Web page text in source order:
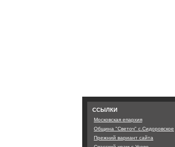
ССЫЛКИ
Московская епархия
Община "Светоч" с.Сидоровское
Прежний вариант сайта